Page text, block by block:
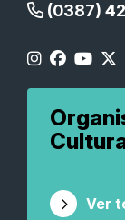
(0387)
Ver